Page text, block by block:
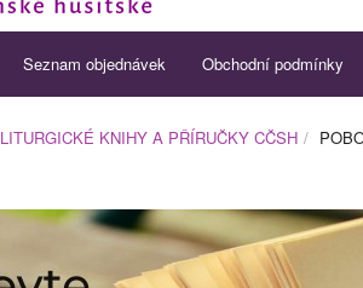
Seznam objednávek Obchodní podmínky
LITURGICKÉ KNIHY A PŘÍRUČKY CČSH